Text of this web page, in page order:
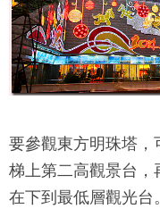
要參觀東方明珠塔
梯上第二高觀景台
在下到最低層觀光台。